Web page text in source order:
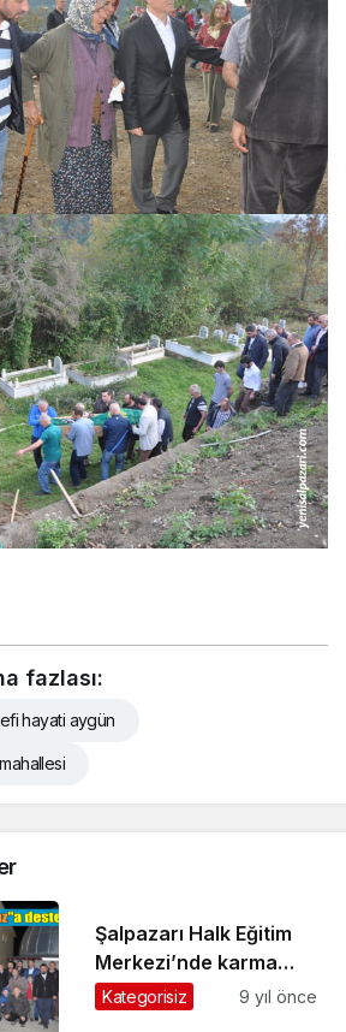
fazlası:
hayati aygün
Şalpazarı Halk Eğitim
Merkezi’nde karma
sergi açıldı
Kategorisiz 9 yıl önce